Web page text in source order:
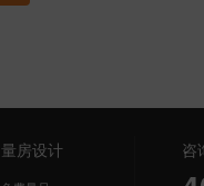
量房设计 咨